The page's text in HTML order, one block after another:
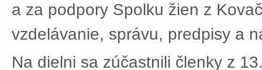
a za podpory Spolku žien z
vzdelávanie, správu, predpisy a
Na dielni sa zúčastnili členky z